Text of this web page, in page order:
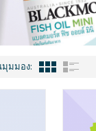
มุมมอง: